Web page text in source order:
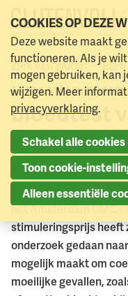
Naar menu Naar
Ziek van gluten
bloedtest
diagnose
In 2022 won Nicolette
Stimuleringsprijs*.
het Amsterdam UMC
stimuleringsprijs heeft
onderzoek gedaan
mogelijk maakt om
moeilijke gevallen,
COOKIES OP DEZE
Deze website maakt
functioneren. Als je
mogen gebruiken, kan
wijzigen. Meer
privacyverklaring.
Schakel alle cookies
Toon cookie-
Alleen essentiële